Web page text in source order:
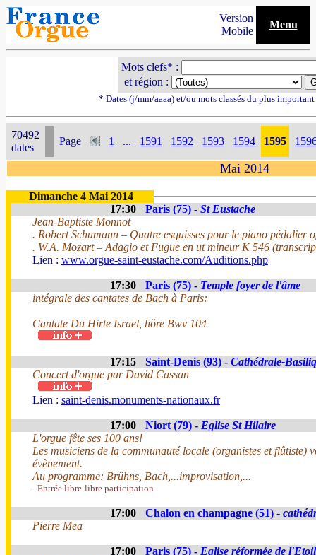
Version
Mobile
Menu
Mots clefs* :
et région :
* Dates (j/mm/aaaa) et/ou mots classés du plus
70492
dates
Page 1 ... 1591 1592 1593 1594 1595
Mai 2014
Dimanche 4 Mai 2014
17:30
Paris (75) - St Eustache
Jean-Baptiste Monnot
. Robert Schumann – Quatre esquisses pour le piano pédalier
. W.A. Mozart – Adagio et Fugue en ut mineur K 546
Lien : www.orgue-saint-eustache.com/Auditions.php
17:30 Paris (75) - Temple foyer de l'âme
intégrale des cantates de Bach à Paris:
Cantate Du Hirte Israel, höre Bwv 104
17:15 Saint-Denis (93) - Cathédrale-
Concert d'orgue par David Cassan
Lien : saint-denis.monuments-nationaux.fr
17:00 Niort (79) - Eglise St Hilaire
L'orgue fête ses 100 ans!
Les musiciens de la communauté locale (organistes et flûtiste)
évènement.
Au programme: Brühns, Bach,...improvisation,...
- Entrée libre-libre participation
17:00 Chalon en champagne (51) -
Pierre Mea
17:00 Paris (75) - Eglise réformée de